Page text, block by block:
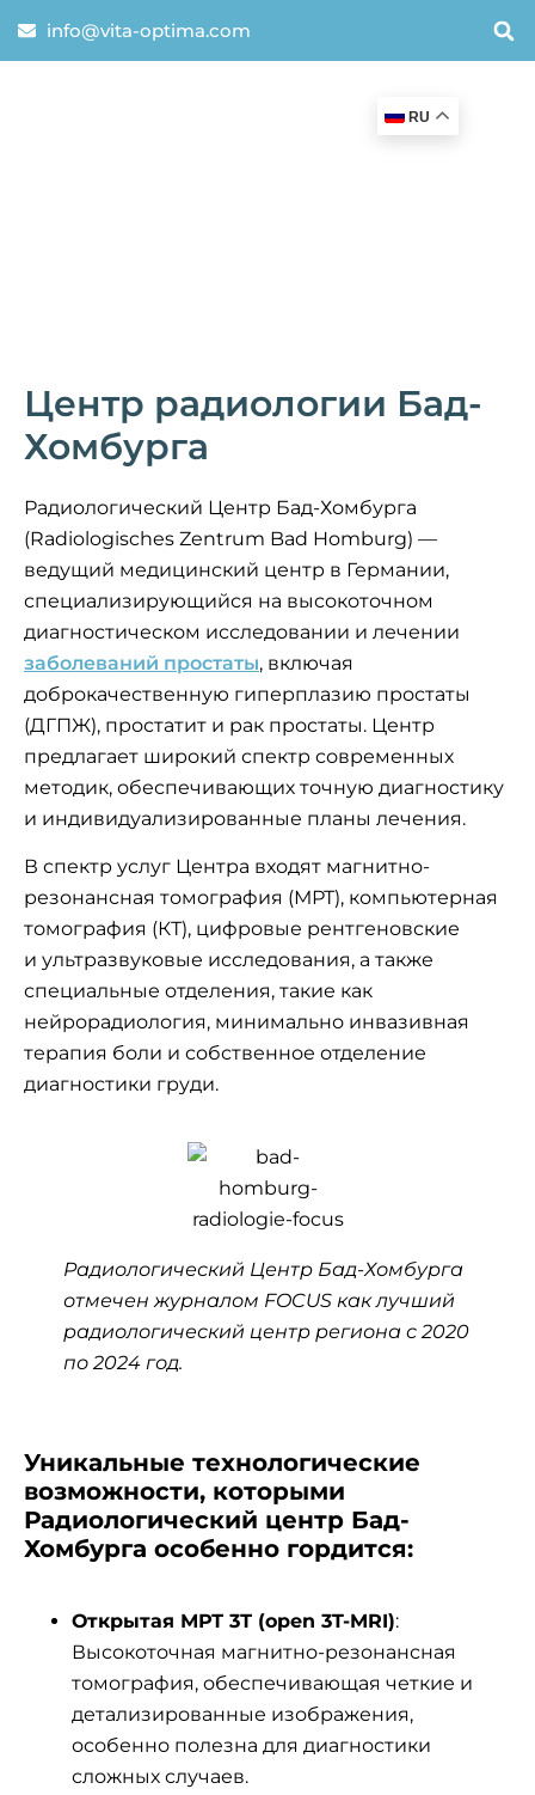
info@vita-optima.com
RU
Центр радиологии Бад-
Хомбурга
Радиологический Центр Бад-Хомбурга
(Radiologisches Zentrum Bad Homburg) —
ведущий медицинский центр в Германии,
специализирующийся на высокоточном
диагностическом исследовании и лечении
заболеваний простаты, включая
доброкачественную гиперплазию простаты
(ДГПЖ), простатит и рак простаты. Центр
предлагает широкий спектр современных
методик, обеспечивающих точную диагностику
и индивидуализированные планы лечения.
В спектр услуг Центра входят магнитно-
резонансная томография (МРТ), компьютерная
томография (КТ), цифровые рентгеновские
и ультразвуковые исследования, а также
специальные отделения, такие как
нейрорадиология, минимально инвазивная
терапия боли и собственное отделение
диагностики груди.
Радиологический Центр Бад-Хомбурга
отмечен журналом FOCUS как лучший
радиологический центр региона с 2020
по 2024 год.
Уникальные технологические
возможности, которыми
Радиологический центр Бад-
Хомбурга особенно гордится:
Открытая МРТ 3Т (open 3T-MRI):
Высокоточная магнитно-резонансная
томография, обеспечивающая четкие и
детализированные изображения,
особенно полезна для диагностики
сложных случаев.